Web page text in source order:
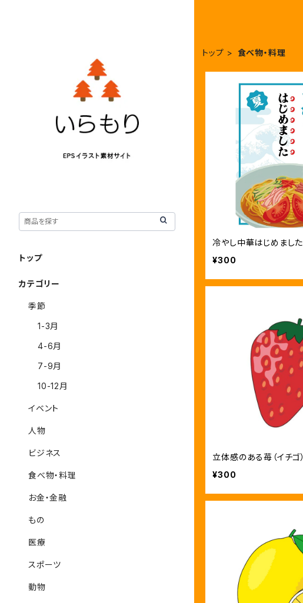
トップ 食べ物・料理
冷やし中華はじめました
¥300
立体感のある苺（イチゴ）
¥300
トップ
カテゴリー
季節
1-3月
4-6月
7-9月
10-12月
イベント
人物
ビジネス
食べ物・料理
お金・金融
もの
医療
スポーツ
動物